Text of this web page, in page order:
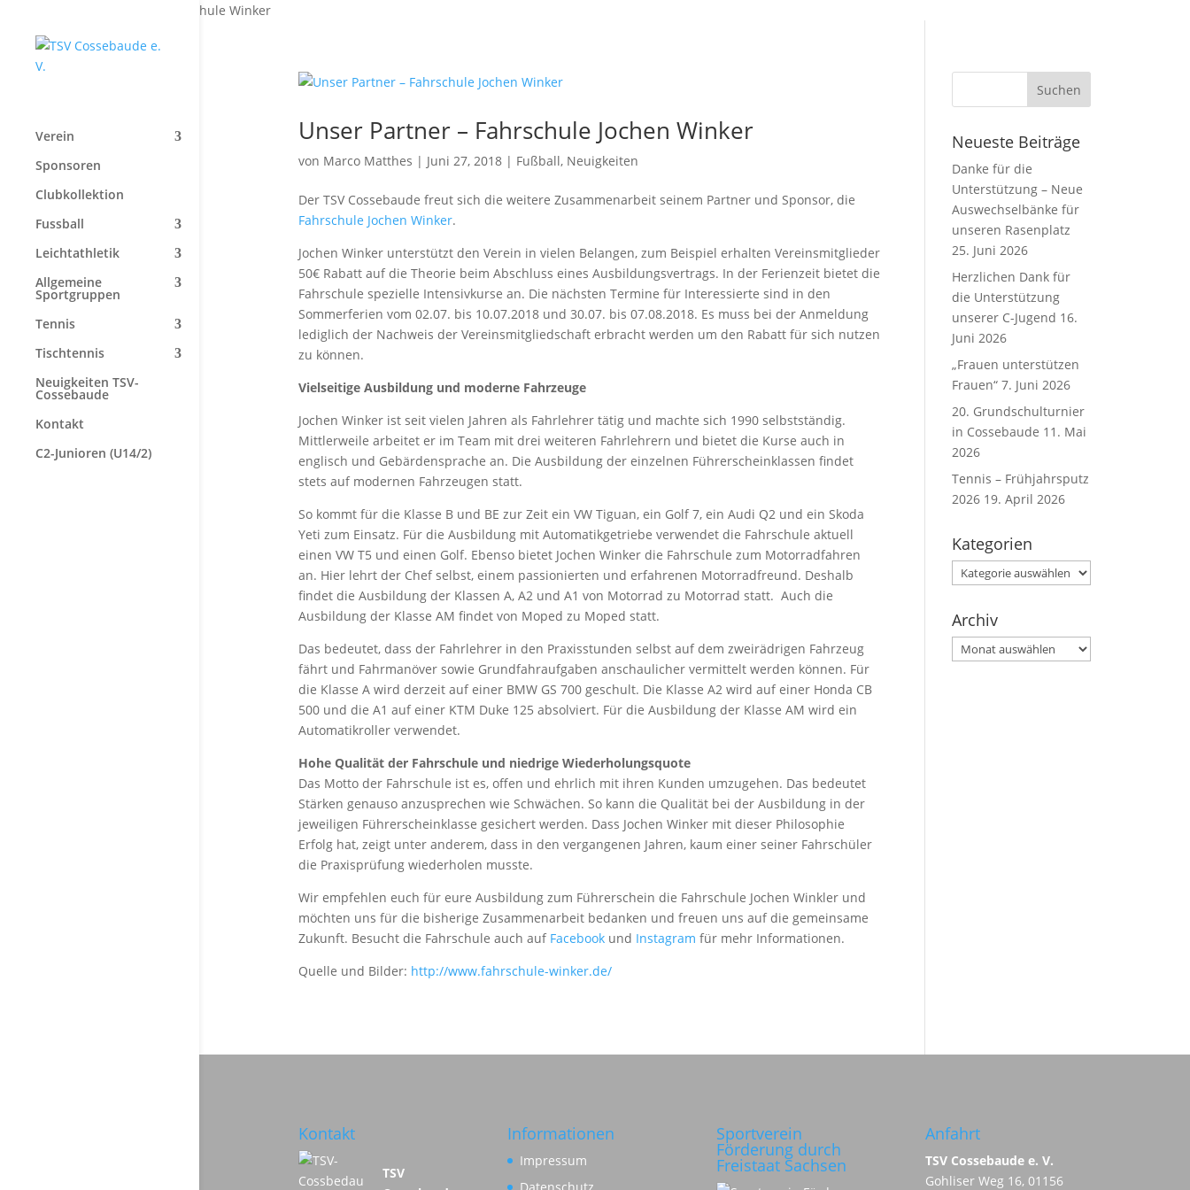
Fahrschule Winker
Verein
Sponsoren
Clubkollektion
Fussball
Leichtathletik
Allgemeine
Sportgruppen
Tennis
Tischtennis
Neuigkeiten TSV-
Cossebaude
Kontakt
C2-Junioren (U14/2)
Unser Partner – Fahrschule Jochen Winker
von Marco Matthes | Juni 27, 2018 | Fußball, Neuigkeiten
Der TSV Cossebaude freut sich die weitere Zusammenarbeit seinem Partner und Sponsor, die
Fahrschule Jochen Winker.
Jochen Winker unterstützt den Verein in vielen Belangen, zum Beispiel erhalten Vereinsmitglieder
50€ Rabatt auf die Theorie beim Abschluss eines Ausbildungsvertrags. In der Ferienzeit bietet die
Fahrschule spezielle Intensivkurse an. Die nächsten Termine für Interessierte sind in den
Sommerferien vom 02.07. bis 10.07.2018 und 30.07. bis 07.08.2018. Es muss bei der Anmeldung
lediglich der Nachweis der Vereinsmitgliedschaft erbracht werden um den Rabatt für sich nutzen
zu können.
Vielseitige Ausbildung und moderne Fahrzeuge
Jochen Winker ist seit vielen Jahren als Fahrlehrer tätig und machte sich 1990 selbstständig.
Mittlerweile arbeitet er im Team mit drei weiteren Fahrlehrern und bietet die Kurse auch in
englisch und Gebärdensprache an. Die Ausbildung der einzelnen Führerscheinklassen findet
stets auf modernen Fahrzeugen statt.
So kommt für die Klasse B und BE zur Zeit ein VW Tiguan, ein Golf 7, ein Audi Q2 und ein Skoda
Yeti zum Einsatz. Für die Ausbildung mit Automatikgetriebe verwendet die Fahrschule aktuell
einen VW T5 und einen Golf. Ebenso bietet Jochen Winker die Fahrschule zum Motorradfahren
an. Hier lehrt der Chef selbst, einem passionierten und erfahrenen Motorradfreund. Deshalb
findet die Ausbildung der Klassen A, A2 und A1 von Motorrad zu Motorrad statt. Auch die
Ausbildung der Klasse AM findet von Moped zu Moped statt.
Das bedeutet, dass der Fahrlehrer in den Praxisstunden selbst auf dem zweirädrigen Fahrzeug
fährt und Fahrmanöver sowie Grundfahraufgaben anschaulicher vermittelt werden können. Für
die Klasse A wird derzeit auf einer BMW GS 700 geschult. Die Klasse A2 wird auf einer Honda CB
500 und die A1 auf einer KTM Duke 125 absolviert. Für die Ausbildung der Klasse AM wird ein
Automatikroller verwendet.
Hohe Qualität der Fahrschule und niedrige Wiederholungsquote
Das Motto der Fahrschule ist es, offen und ehrlich mit ihren Kunden umzugehen. Das bedeutet
Stärken genauso anzusprechen wie Schwächen. So kann die Qualität bei der Ausbildung in der
jeweiligen Führerscheinklasse gesichert werden. Dass Jochen Winker mit dieser Philosophie
Erfolg hat, zeigt unter anderem, dass in den vergangenen Jahren, kaum einer seiner Fahrschüler
die Praxisprüfung wiederholen musste.
Wir empfehlen euch für eure Ausbildung zum Führerschein die Fahrschule Jochen Winkler und
möchten uns für die bisherige Zusammenarbeit bedanken und freuen uns auf die gemeinsame
Zukunft. Besucht die Fahrschule auch auf Facebookund Instagram für mehr Informationen.
Quelle und Bilder: http://www.fahrschule-winker.de/
Neueste Beiträge
Danke für die
Unterstützung – Neue
Auswechselbänke für
unseren Rasenplatz
25. Juni 2026
Herzlichen Dank für
die Unterstützung
unserer C-Jugend 16.
Juni 2026
„Frauen unterstützen
Frauen“ 7. Juni 2026
20. Grundschulturnier
in Cossebaude 11. Mai
2026
Tennis – Frühjahrsputz
2026 19. April 2026
Kategorien
Kategorien
Archiv
Archiv
Kontakt
TSV
Informationen
Impressum
Sportverein
Förderung durch
Freistaat Sachsen
Anfahrt
TSV Cossebaude e. V.
Gohliser Weg 16, 01156